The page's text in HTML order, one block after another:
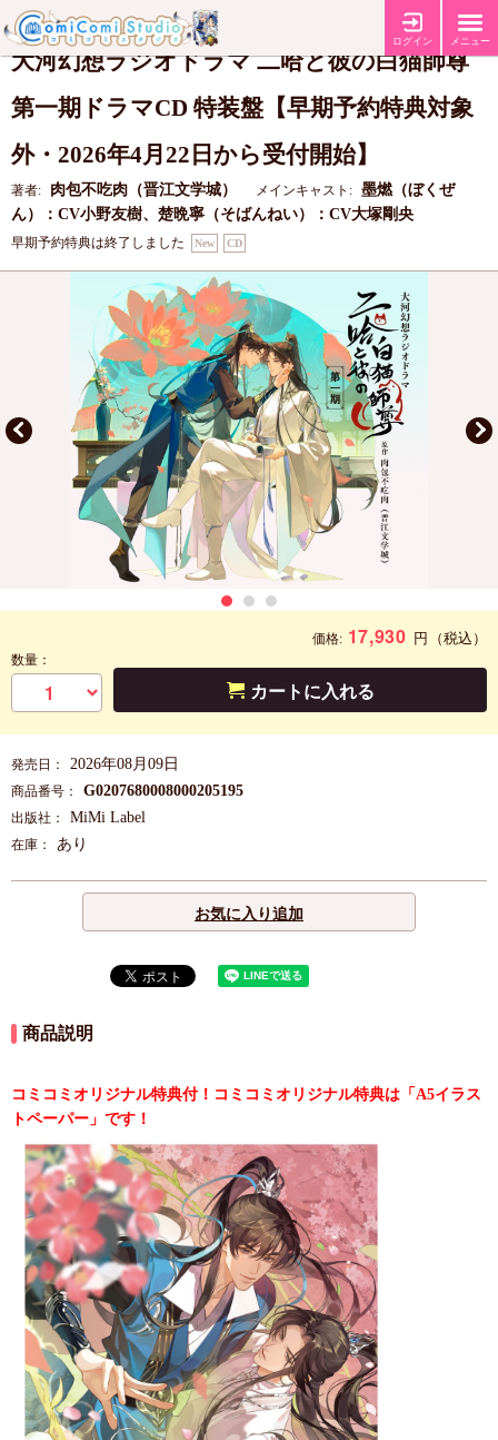
ログイン メニュー
特典 【コミコミ特典A5イラストペーパー】
大河幻想ラジオドラマ 二哈と彼の白猫師尊
第一期ドラマCD 特装盤【早期予約特典対象
外・2026年4月22日から受付開始】
著者: 肉包不吃肉（晋江文学城） メインキャスト: 墨燃（ぼくぜ
ん）：CV小野友樹、楚晩寧（そばんねい）：CV大塚剛央
早期予約特典は終了しました New CD
価格: 17,930 円 （税込）
数量：
カートに入れる
発売日： 2026年08月09日
商品番号： G0207680008000205195
出版社： MiMi Label
在庫： あり
お気に入り追加
商品説明
コミコミオリジナル特典付！コミコミオリジナル特典は「A5イラス
トペーパー」です！